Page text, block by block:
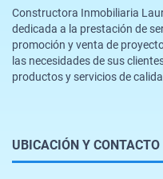
Constructora Inmobiliaria
dedicada a la prestación de
promoción y venta de
las necesidades de sus
productos y servicios de
UBICACIÓN Y CONTACTO